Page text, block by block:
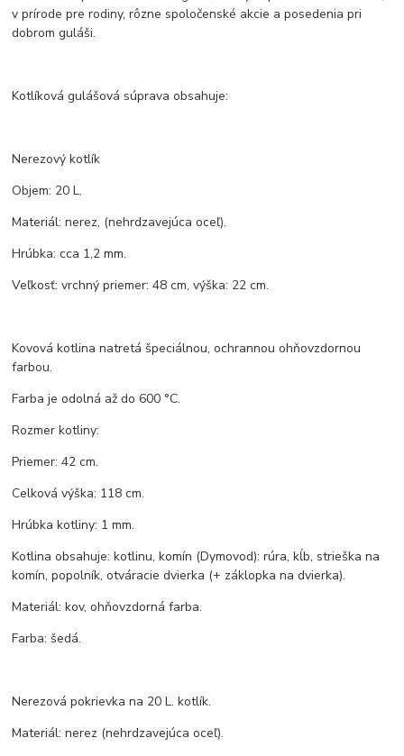
v prírode pre rodiny, rôzne spoločenské akcie a posedenia pri
dobrom guláši.
Kotlíková gulášová súprava obsahuje:
Nerezový kotlík
Objem: 20 L.
Materiál: nerez, (nehrdzavejúca oceľ).
Hrúbka: cca 1,2 mm.
Veľkosť: vrchný priemer: 48 cm, výška: 22 cm.
Kovová kotlina natretá špeciálnou, ochrannou ohňovzdornou
farbou.
Farba je odolná až do 600 °C.
Rozmer kotliny:
Priemer: 42 cm.
Celková výška: 118 cm.
Hrúbka kotliny: 1 mm.
Kotlina obsahuje: kotlinu, komín (Dymovod): rúra, kĺb, strieška na
komín, popolník, otváracie dvierka (+ záklopka na dvierka).
Materiál: kov, ohňovzdorná farba.
Farba: šedá.
Nerezová pokrievka na 20 L. kotlík.
Materiál: nerez (nehrdzavejúca oceľ).